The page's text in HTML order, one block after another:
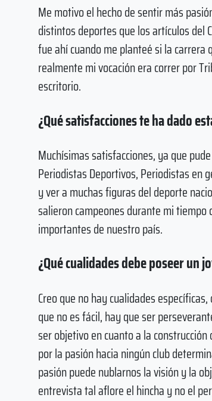
Me motivo el hecho de sentir más
distintos deportes que los artículos del
fue ahí cuando me planteé si la carrera
realmente mi vocación era correr por
escritorio.
¿Qué satisfacciones te ha dado
Muchísimas satisfacciones, ya que
Periodistas Deportivos, Periodistas en
y ver a muchas figuras del deporte
salieron campeones durante mi
importantes de nuestro país.
¿Qué cualidades debe poseer un
Creo que no hay cualidades
que no es fácil, hay que ser
ser objetivo en cuanto a la
por la pasión hacia ningún club
pasión puede nublarnos la visión y la
entrevista tal aflore el hincha y no el